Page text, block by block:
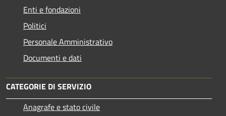
Enti e fondazioni
Politici
Personale Amministrativo
Documenti e dati
CATEGORIE DI SERVIZIO
Anagrafe e stato civile